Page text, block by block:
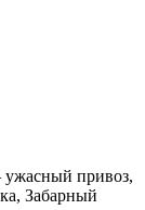
привоз,
Забарный